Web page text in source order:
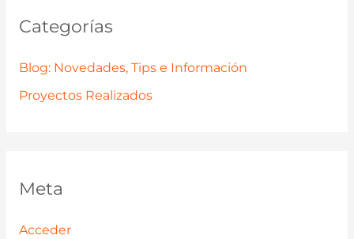
Categorías
Blog: Novedades, Tips e Información
Proyectos Realizados
Meta
Acceder